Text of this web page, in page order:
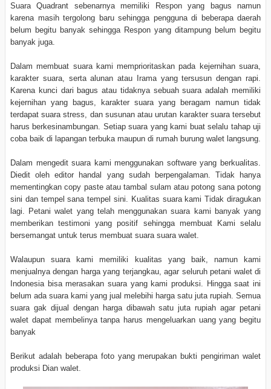
Suara Quadrant sebenarnya memiliki Respon yang bagus namun
karena masih tergolong baru sehingga pengguna di beberapa daerah
belum begitu banyak sehingga Respon yang ditampung belum begitu
banyak juga.
Dalam membuat suara kami memprioritaskan pada kejernihan suara,
karakter suara, serta alunan atau Irama yang tersusun dengan rapi.
Karena kunci dari bagus atau tidaknya sebuah suara adalah memiliki
kejernihan yang bagus, karakter suara yang beragam namun tidak
terdapat suara stress, dan susunan atau urutan karakter suara tersebut
harus berkesinambungan. Setiap suara yang kami buat selalu tahap uji
coba baik di lapangan terbuka maupun di rumah burung walet langsung.
Dalam mengedit suara kami menggunakan software yang berkualitas.
Diedit oleh editor handal yang sudah berpengalaman. Tidak hanya
mementingkan copy paste atau tambal sulam atau potong sana potong
sini dan tempel sana tempel sini. Kualitas suara kami Tidak diragukan
lagi. Petani walet yang telah menggunakan suara kami banyak yang
memberikan testimoni yang positif sehingga membuat Kami selalu
bersemangat untuk terus membuat suara suara walet.
Walaupun suara kami memiliki kualitas yang baik, namun kami
menjualnya dengan harga yang terjangkau, agar seluruh petani walet di
Indonesia bisa merasakan suara yang kami produksi. Hingga saat ini
belum ada suara kami yang jual melebihi harga satu juta rupiah. Semua
suara gak dijual dengan harga dibawah satu juta rupiah agar petani
walet dapat membelinya tanpa harus mengeluarkan uang yang begitu
banyak
Berikut adalah beberapa foto yang merupakan bukti pengiriman walet
produksi Dian walet.